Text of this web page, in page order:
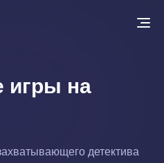
игры на
детектива